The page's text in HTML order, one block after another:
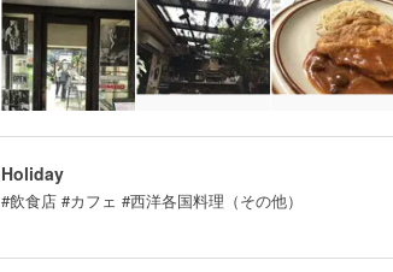
Holiday
#飲食店 #カフェ #西洋各国料理（その他）